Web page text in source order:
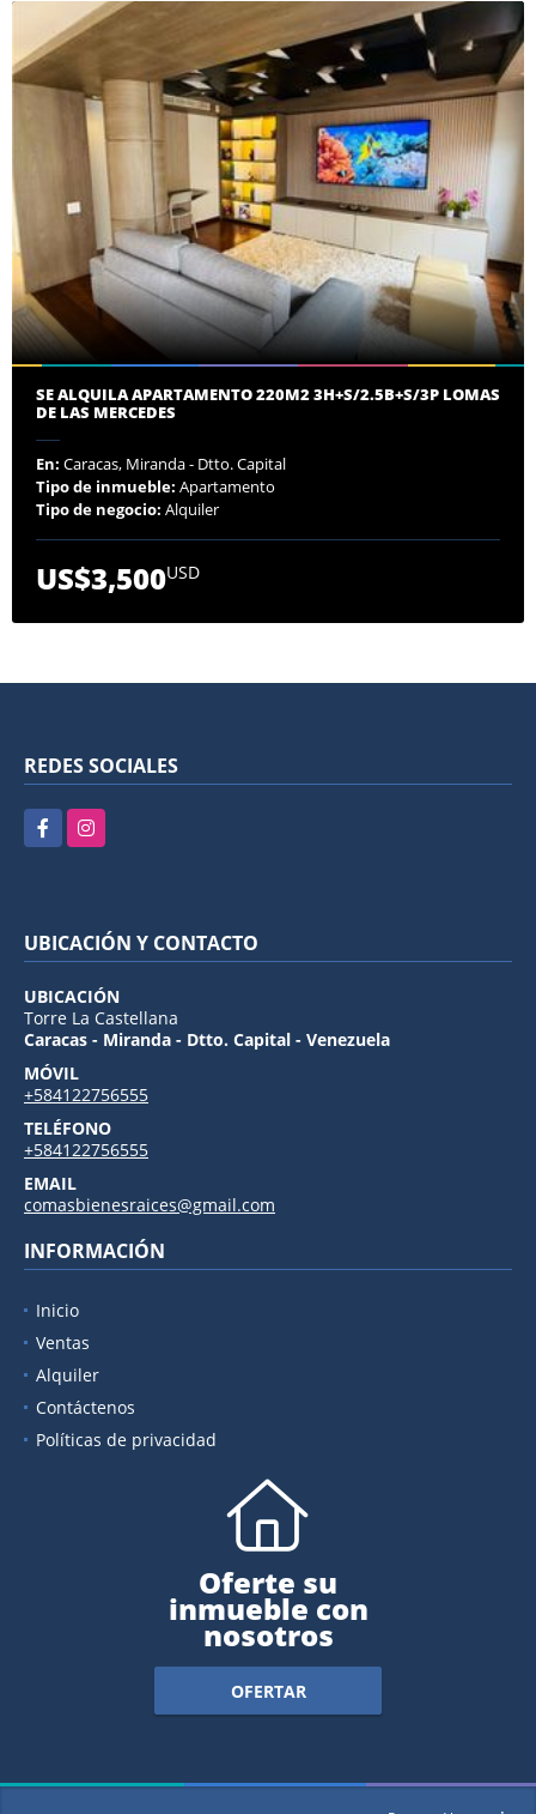
SE ALQUILA APARTAMENTO 220M2 3H+S/2.5B+S/3P LOMAS
DE LAS MERCEDES
En: Caracas, Miranda - Dtto. Capital
Tipo de inmueble: Apartamento
Tipo de negocio: Alquiler
US$3,500USD
REDES SOCIALES
FacebookInstagram
UBICACIÓN Y CONTACTO
UBICACIÓN
Torre La Castellana
Caracas - Miranda - Dtto. Capital - Venezuela
MÓVIL
+584122756555
TELÉFONO
+584122756555
EMAIL
comasbienesraices@gmail.com
INFORMACIÓN
Inicio
Ventas
Alquiler
Contáctenos
Políticas de privacidad
Oferte su
inmueble con
nosotros
OFERTAR